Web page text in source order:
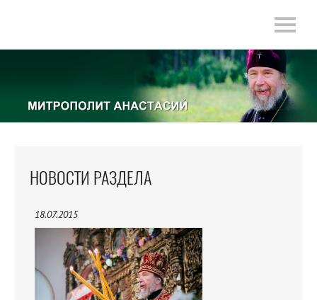
НОВОСТИ РАЗДЕЛА
18.07.2015